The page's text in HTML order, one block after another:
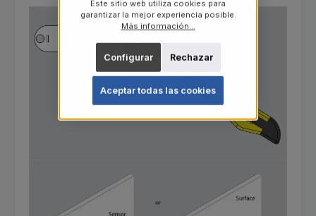
Este sitio web utiliza cookies para
garantizar la mejor experiencia posible.
Más información...
Rechazar
Configurar
Aceptar todas las cookies